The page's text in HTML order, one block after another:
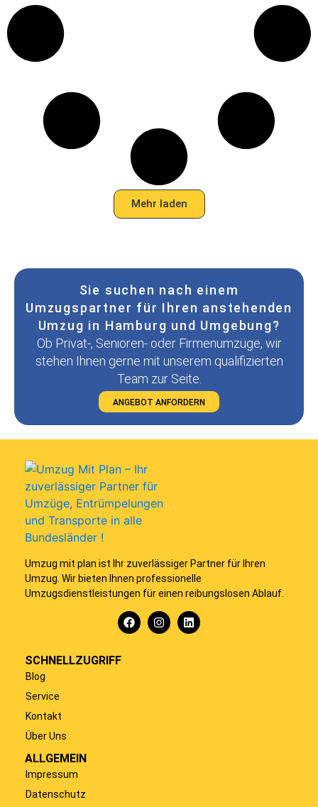
Mehr laden
Sie suchen nach einem
Umzugspartner für Ihren anstehenden
Umzug in Hamburg und Umgebung?
Ob Privat-, Senioren- oder Firmenumzüge, wir
stehen Ihnen gerne mit unserem qualifizierten
Team zur Seite.
ANGEBOT ANFORDERN
Umzug mit plan ist Ihr zuverlässiger Partner für Ihren
Umzug. Wir bieten Ihnen professionelle
Umzugsdienstleistungen für einen reibungslosen Ablauf.
SCHNELLZUGRIFF
Blog
Service
Kontakt
Über Uns
ALLGEMEIN
Impressum
Datenschutz